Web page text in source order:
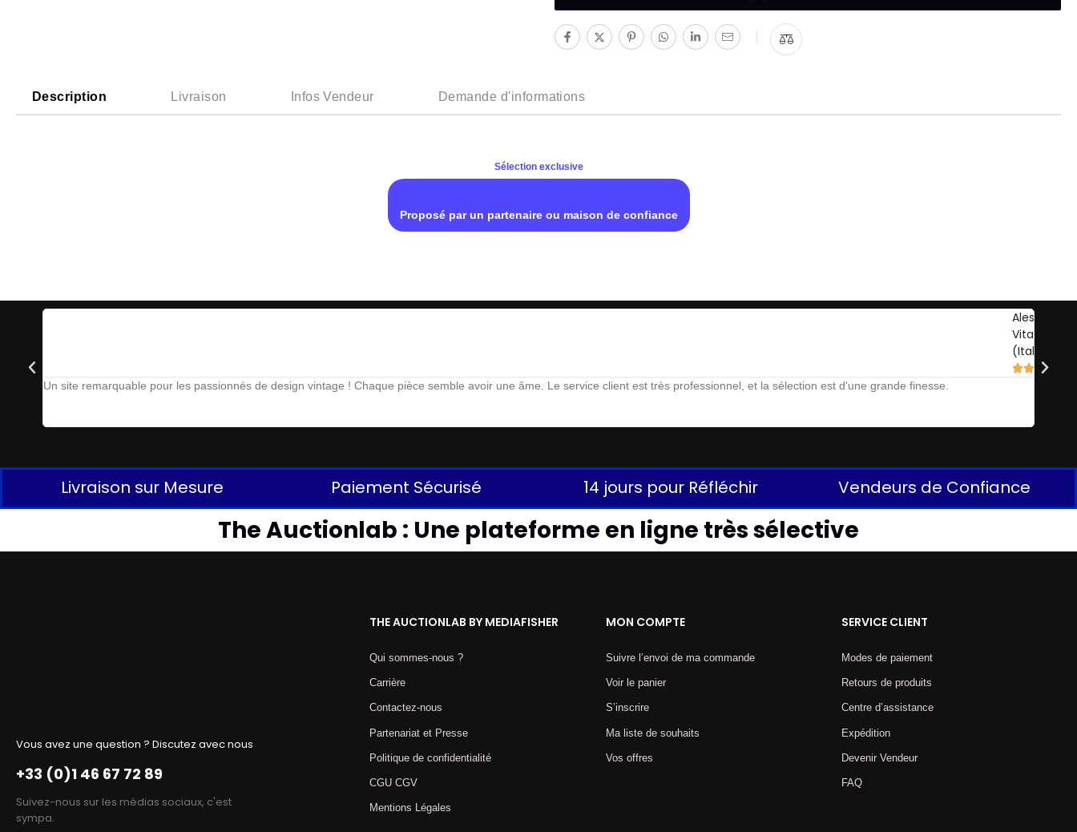
Description Livraison Infos Vendeur Demande d'informations
Sélection exclusive
Proposé par un partenaire ou maison de confiance
Alessandro
Vitale
(Italie)
 
Un site remarquable pour les passionnés de design vintage ! Chaque pièce semble avoir une âme. Le service client est très professionnel, et la sélection est d'une grande finesse.
Livraison sur Mesure Paiement Sécurisé 14 jours pour Réfléchir Vendeurs de Confiance
The Auctionlab : Une plateforme en ligne très sélective
Vous avez une question ? Discutez avec nous
+33 (0)1 46 67 72 89
Suivez-nous sur les médias sociaux, c'est
sympa.
THE AUCTIONLAB BY MEDIAFISHER
Qui sommes-nous ?
Carrière
Contactez-nous
Partenariat et Presse
Politique de confidentialité
CGU CGV
Mentions Légales​
MON COMPTE
Suivre l’envoi de ma commande
Voir le panier
S’inscrire
Ma liste de souhaits
Vos offres
SERVICE CLIENT
Modes de paiement
Retours de produits
Centre d’assistance
Expédition
Devenir Vendeur
FAQ